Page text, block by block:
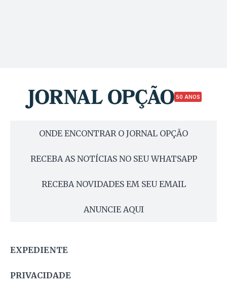
50 ANOS
ONDE ENCONTRAR O JORNAL OPÇÃO
RECEBA AS NOTÍCIAS NO SEU WHATSAPP
RECEBA NOVIDADES EM SEU EMAIL
ANUNCIE AQUI
EXPEDIENTE
PRIVACIDADE